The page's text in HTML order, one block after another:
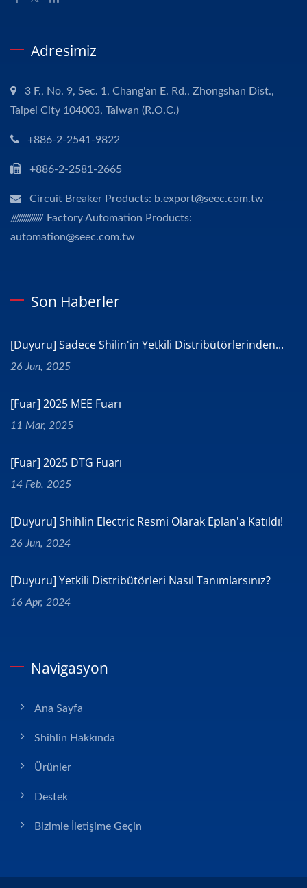
Adresimiz
3 F., No. 9, Sec. 1, Chang'an E. Rd., Zhongshan Dist.,
Taipei City 104003, Taiwan (R.O.C.)
+886-2-2541-9822
+886-2-2581-2665
Circuit Breaker Products: b.export@seec.com.tw
/////////////// Factory Automation Products:
automation@seec.com.tw
Son Haberler
[Duyuru] Sadece Shilin'in Yetkili Distribütörlerinden...
26 Jun, 2025
[Fuar] 2025 MEE Fuarı
11 Mar, 2025
[Fuar] 2025 DTG Fuarı
14 Feb, 2025
[Duyuru] Shihlin Electric Resmi Olarak Eplan'a Katıldı!
26 Jun, 2024
[Duyuru] Yetkili Distribütörleri Nasıl Tanımlarsınız?
16 Apr, 2024
Navigasyon
Ana Sayfa
Shihlin Hakkında
Ürünler
Destek
Bizimle İletişime Geçin